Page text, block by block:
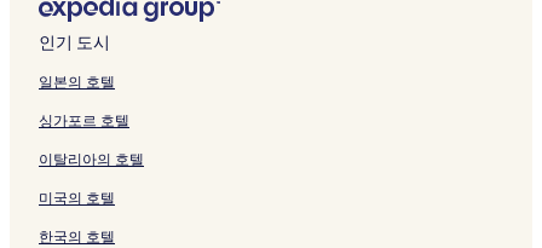
페
이
지
를
는
크
크
는
링
크
e
페
이
지
여
링
크
여
는
링
크
지
를
여
는
크
는
링
크
H
o
t
e
&
p
a
페
이
페
이
지
를
는
크
페
이
지
를
는
크
t
e
l
M
l
i
v
e
s
페
이
지
를
는
크
H
o
t
e
&
p
a
페
이
s
페
이
지
여
링
크
H
o
t
e
페
지
를
여
는
n
d
S
e
v
e
w
페
이
인기 도시
일본의 호텔
싱가포르 호텔
이탈리아의 호텔
미국의 호텔
한국의 호텔